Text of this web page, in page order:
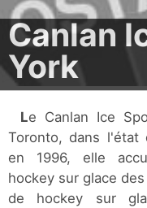
Canlan
York
Le Canlan Ice Sports est une patinoire située à
Toronto, dans l'état
en 1996, elle
hockey sur glace
de hockey sur